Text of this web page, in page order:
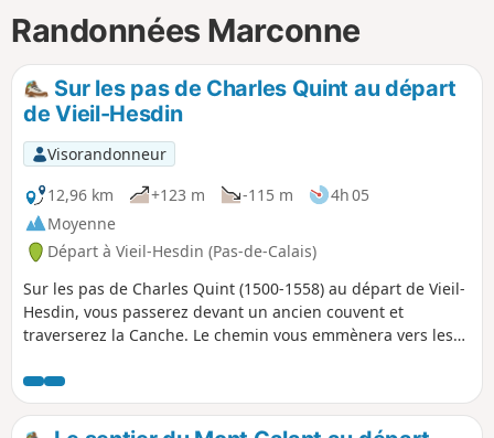
o
n
a
m
o
i
Randonnées Marconne
Sur les pas de Charles Quint au départ
de Vieil-Hesdin
Visorandonneur
12,96 km
+123 m -115 m
4h 05
Moyenne
Départ à Vieil-Hesdin (Pas-de-Calais)
Sur les pas de Charles Quint (1500-1558) au départ de Vieil-
Hesdin, vous passerez devant un ancien couvent et
traverserez la Canche. Le chemin vous emmènera vers les
en descente via le Chemin des Morts. De beaux points de
vue s'offriront à vous vers la forêt d'Hesdin et si comme moi
vous avez la chance, vous croiserez peut-être quelques